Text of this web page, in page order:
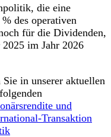
die eine
des operativen
für die Dividenden,
im Jahr 2026
in unserer aktuellen
und
Transaktion